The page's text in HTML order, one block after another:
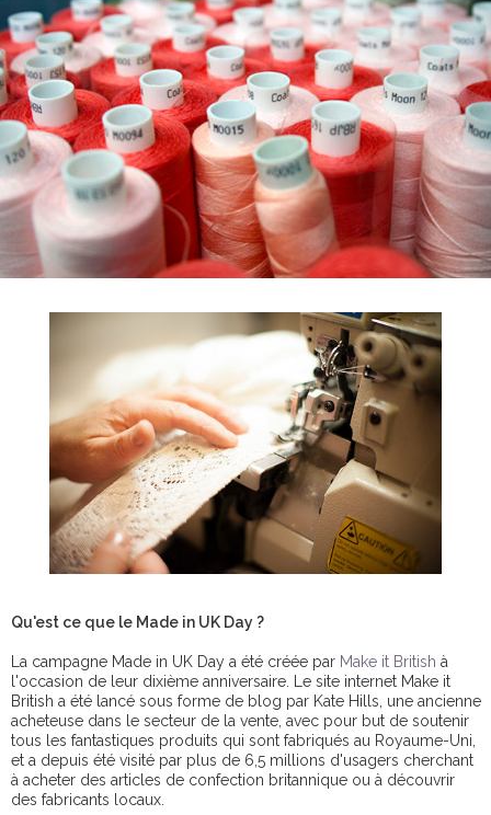
Qu'est ce que le Made in UK Day ?
La campagne Made in UK Day a été créée par Make it British à
l'occasion de leur dixième anniversaire. Le site internet Make it
British a été lancé sous forme de blog par Kate Hills, une ancienne
acheteuse dans le secteur de la vente, avec pour but de soutenir
tous les fantastiques produits qui sont fabriqués au Royaume-Uni,
et a depuis été visité par plus de 6,5 millions d'usagers cherchant
à acheter des articles de confection britannique ou à découvrir
des fabricants locaux.